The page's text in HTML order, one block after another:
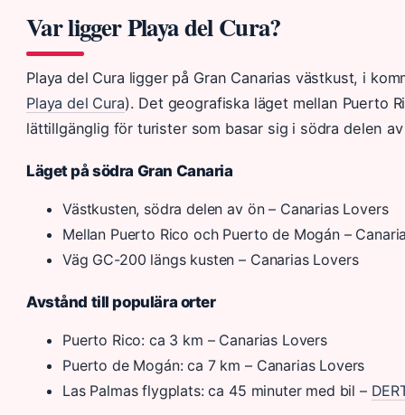
Var ligger Playa del Cura?
Playa del Cura ligger på Gran Canarias västkust, i
Playa del Cura). Det geografiska läget mellan Puerto
lättillgänglig för turister som basar sig i södra delen
Läget på södra Gran Canaria
Västkusten, södra delen av ön – Canarias Lovers
Mellan Puerto Rico och Puerto de Mogán –
Väg GC-200 längs kusten – Canarias Lovers
Avstånd till populära orter
Puerto Rico: ca 3 km – Canarias Lovers
Puerto de Mogán: ca 7 km – Canarias Lovers
Las Palmas flygplats: ca 45 minuter med bil –